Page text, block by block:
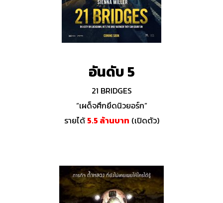
อันดับ 5
21 BRIDGES
“เผด็จศึกยึดนิวยอร์ก”
รายได้ 5.5 ล้านบาท (เปิดตัว)